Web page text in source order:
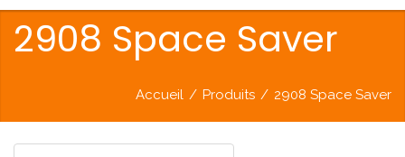
2908 Space Saver
Accueil / Produits / 2908 Space Saver